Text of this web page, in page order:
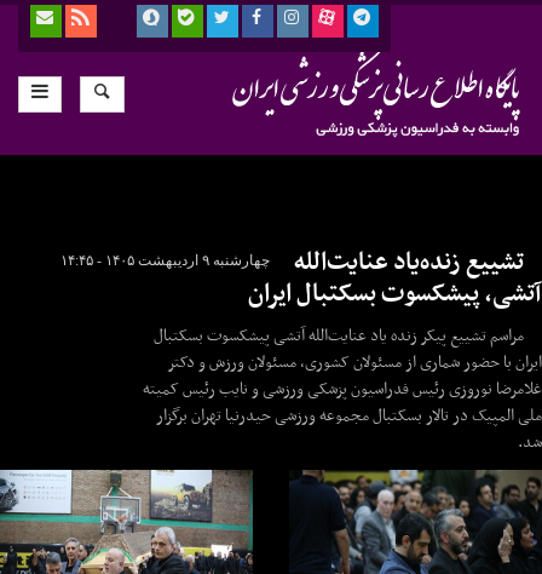
چهارشنبه ۹ اردیبهشت ۱۴۰۵ - ۱۴:۴۵ تشییع زنده‌یاد عنایت‌الله
آتشی، پیشکسوت بسکتبال ایران
مراسم تشییع پیکر زنده یاد عنایت‌الله آتشی پیشکسوت بسکتبال
ایران با حضور شماری از مسئولان کشوری، مسئولان ورزش و دکتر
غلامرضا نوروزی رئیس فدراسیون پزشکی ورزشی و نایب رئیس کمیته
ملی المپیک در تالار بسکتبال مجموعه ورزشی حیدرنیا تهران برگزار
شد.